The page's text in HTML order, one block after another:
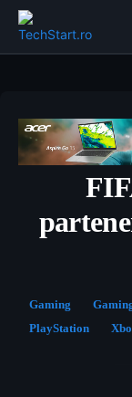
Gaming
PlayStation